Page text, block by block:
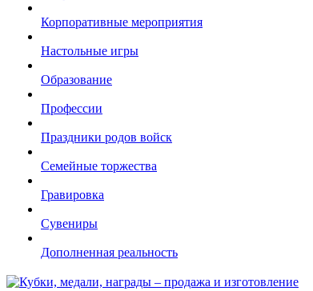
Корпоративные мероприятия
Настольные игры
Образование
Профессии
Праздники родов войск
Семейные торжества
Гравировка
Сувениры
Дополненная реальность